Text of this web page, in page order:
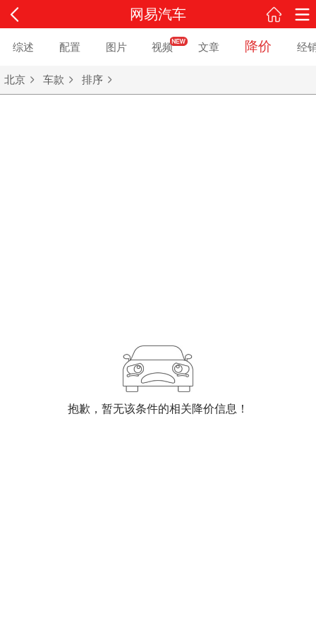
网易汽车
综述 配置 图片 视频 文章 降价 经
北京 车款 排序
抱歉，暂无该条件的相关降价信息！